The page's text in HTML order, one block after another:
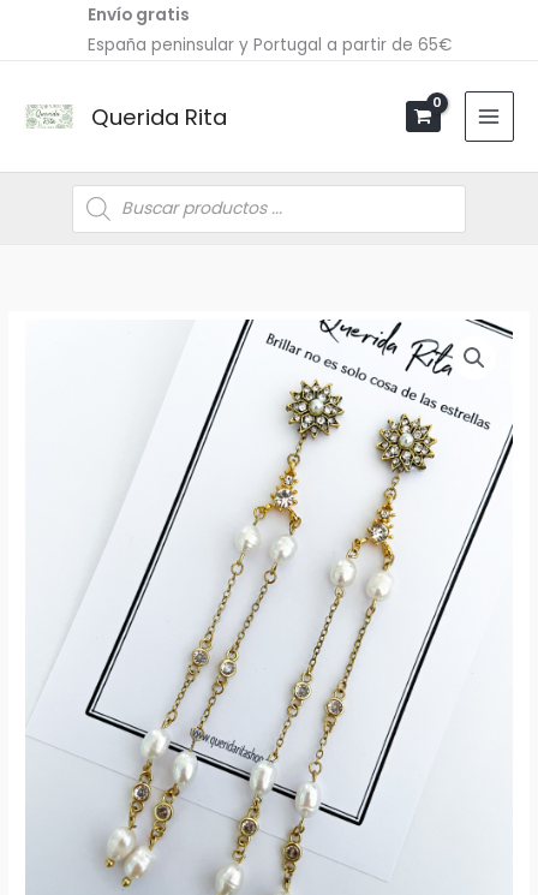
Envío gratis
España peninsular y Portugal a partir de 65€
Querida Rita
Búsqueda
de
productos